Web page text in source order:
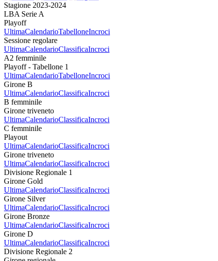
Stagione 2023-2024
LBA Serie A
Playoff
UltimaCalendarioTabelloneIncroci
Sessione regolare
UltimaCalendarioClassificaIncroci
A2 femminile
Playoff - Tabellone 1
UltimaCalendarioTabelloneIncroci
Girone B
UltimaCalendarioClassificaIncroci
B femminile
Girone triveneto
UltimaCalendarioClassificaIncroci
C femminile
Playout
UltimaCalendarioClassificaIncroci
Girone triveneto
UltimaCalendarioClassificaIncroci
Divisione Regionale 1
Girone Gold
UltimaCalendarioClassificaIncroci
Girone Silver
UltimaCalendarioClassificaIncroci
Girone Bronze
UltimaCalendarioClassificaIncroci
Girone D
UltimaCalendarioClassificaIncroci
Divisione Regionale 2